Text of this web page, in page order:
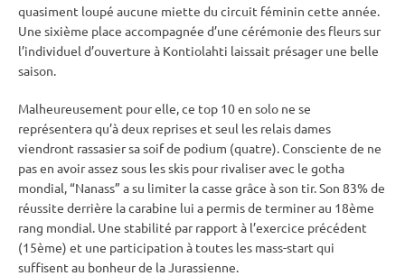
quasiment loupé aucune miette du circuit féminin cette année.
Une sixième place accompagnée d’une cérémonie des fleurs sur
l’individuel d’ouverture à Kontiolahti laissait présager une belle
saison.
Malheureusement pour elle, ce top 10 en solo ne se
représentera qu’à deux reprises et seul les relaisdames
viendront rassasier sa soif de podium (quatre). Consciente de ne
pas en avoir assez sous les skis pour rivaliser avec le gotha
mondial, “Nanass” a su limiter la casse grâce à son tir. Son 83% de
réussite derrière lacarabine lui a permis de terminer au 18ème
rang mondial. Une stabilité par rapport à l’exercice précédent
(15ème) et une participation à toutes les mass-start qui
suffisent au bonheur de la Jurassienne.